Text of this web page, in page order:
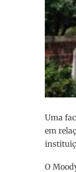
Uma
em
O